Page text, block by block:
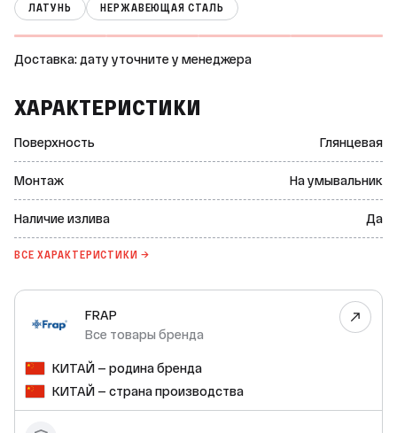
ЛАТУНЬ НЕРЖАВЕЮЩАЯ СТАЛЬ
Доставка: дату уточните у менеджера
ХАРАКТЕРИСТИКИ
Поверхность Глянцевая
Монтаж На умывальник
Наличие излива Да
ВСЕ ХАРАКТЕРИСТИКИ →
FRAP
Все товары бренда
КИТАЙ — родина бренда
КИТАЙ — страна производства